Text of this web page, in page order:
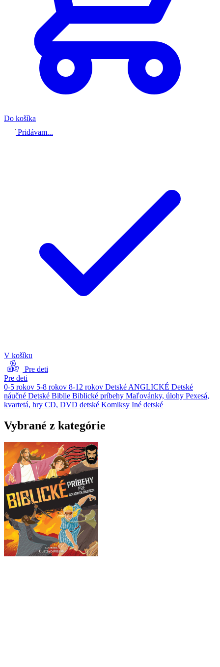
Do košíka
Pridávam...
V košíku
Pre deti
Pre deti
0-5 rokov 5-8 rokov 8-12 rokov Detské ANGLICKÉ Detské
náučné Detské Biblie Biblické príbehy Maľovánky, úlohy Pexesá,
kvartetá, hry CD, DVD detské Komiksy Iné detské
Vybrané z kategórie